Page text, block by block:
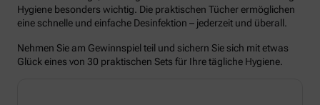
Hygiene besonders wichtig. Die praktischen Tücher ermöglichen
eine schnelle und einfache Desinfektion – jederzeit und überall.
Nehmen Sie am Gewinnspiel teil und sichern Sie sich mit etwas
Glück eines von 30 praktischen Sets für Ihre tägliche Hygiene.